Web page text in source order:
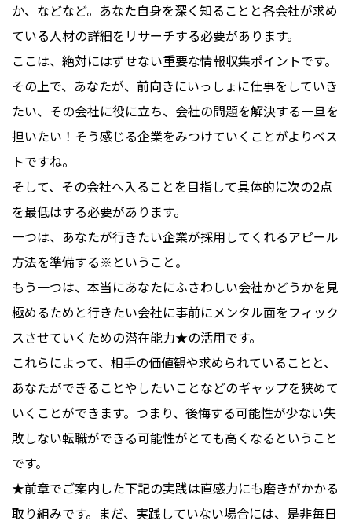
か、などなど。あなた自身を深く知ることと各会社が求め
ている人材の詳細をリサーチする必要があります。
ここは、絶対にはずせない重要な情報収集ポイントです。
その上で、あなたが、前向きにいっしょに仕事をしていき
たい、その会社に役に立ち、会社の問題を解決する一旦を
担いたい！そう感じる企業をみつけていくことがよりベス
トですね。
そして、その会社へ入ることを目指して具体的に次の2点
を最低はする必要があります。
一つは、あなたが行きたい企業が採用してくれるアピール
方法を準備する※ということ。
もう一つは、本当にあなたにふさわしい会社かどうかを見
極めるためと行きたい会社に事前にメンタル面をフィック
スさせていくための潜在能力★の活用です。
これらによって、相手の価値観や求められていることと、
あなたができることやしたいことなどのギャップを狭めて
いくことができます。つまり、後悔する可能性が少ない失
敗しない転職ができる可能性がとても高くなるということ
です。
★前章でご案内した下記の実践は直感力にも磨きがかかる
取り組みです。まだ、実践していない場合には、是非毎日